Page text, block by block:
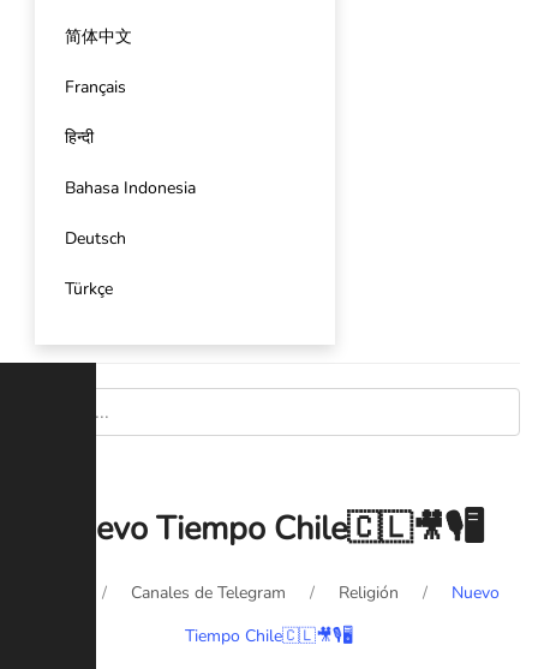
简体中文
Français
हिन्दी
Bahasa Indonesia
Deutsch
Türkçe
Nuevo Tiempo Chile🇨🇱🎥🎙️🖥️
Canales de Telegram Religión
Nuevo
Tiempo Chile🇨🇱🎥🎙️🖥️